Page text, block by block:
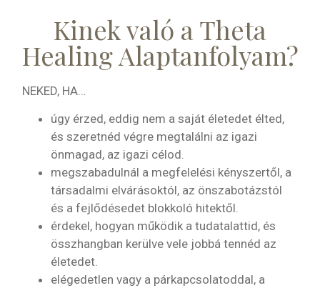
Kinek való a Theta
Healing Alaptanfolyam?
NEKED, HA…
úgy érzed, eddig nem a saját életedet élted,
és szeretnéd végre megtalálni az igazi
önmagad, az igazi célod.
megszabadulnál a megfelelési kényszertől, a
társadalmi elvárásoktól, az önszabotázstól
és a fejlődésedet blokkoló hitektől.
érdekel, hogyan működik a tudatalattid, és
összhangban kerülve vele jobbá tennéd az
életedet.
elégedetlen vagy a párkapcsolatoddal, a